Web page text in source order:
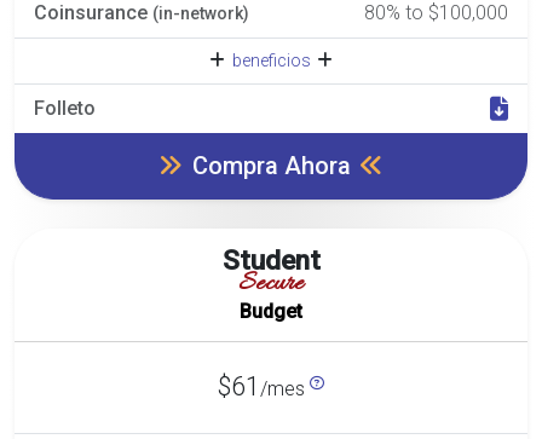
Coinsurance (in-network) 80% to $100,000
beneficios
Folleto
Compra Ahora
Student
Secure
Budget
$61 /mes